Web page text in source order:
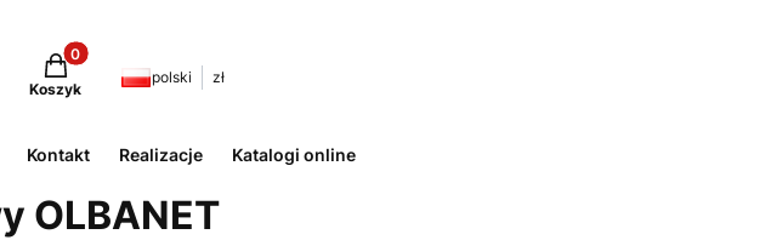
Produkty w koszyku: 0. Zobacz szczegóły
Koszyk
polski zł
Kontakt Realizacje Katalogi online
OLBANET